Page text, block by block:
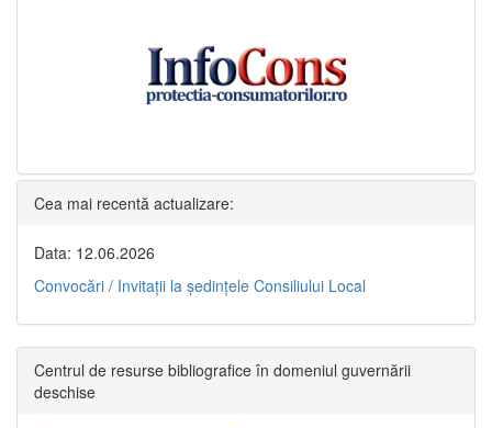
Cea mai recentă actualizare:
Data: 12.06.2026
Convocări / Invitaţii la şedinţele Consiliului Local
Centrul de resurse bibliografice în domeniul guvernării
deschise